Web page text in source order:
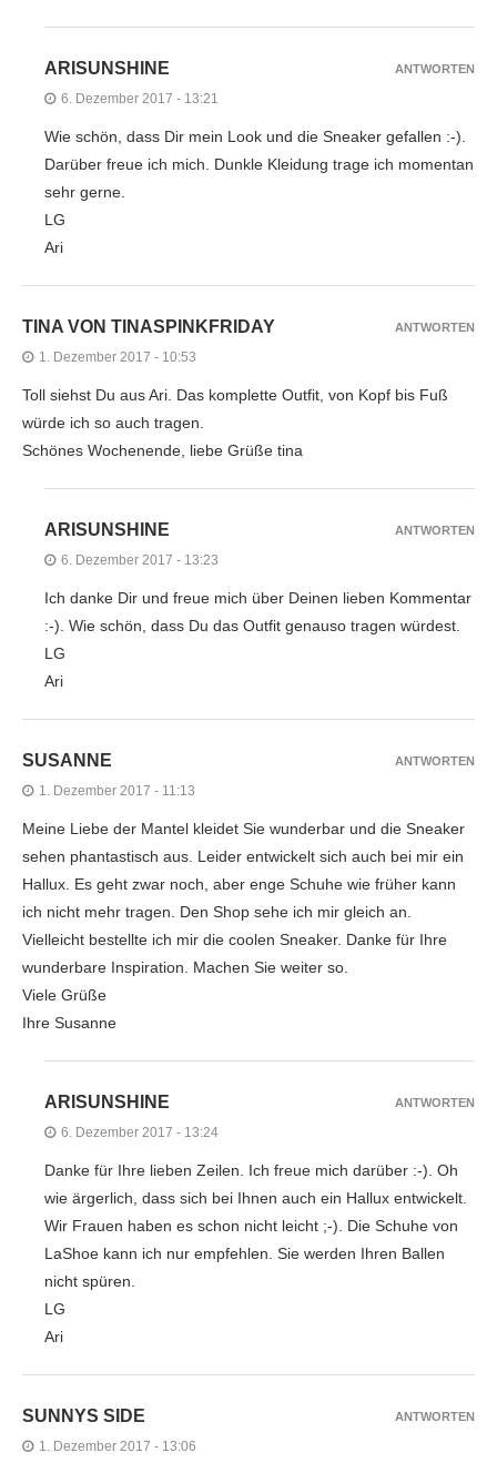
ARISUNSHINE
6. Dezember 2017 - 13:21
Wie schön, dass Dir mein Look und die Sneaker gefallen :-).
Darüber freue ich mich. Dunkle Kleidung trage ich momentan
sehr gerne.
LG
Ari
ANTWORTEN
TINA VON TINASPINKFRIDAY
1. Dezember 2017 - 10:53
Toll siehst Du aus Ari. Das komplette Outfit, von Kopf bis Fuß
würde ich so auch tragen.
Schönes Wochenende, liebe Grüße tina
ANTWORTEN
ARISUNSHINE
6. Dezember 2017 - 13:23
Ich danke Dir und freue mich über Deinen lieben Kommentar
:-). Wie schön, dass Du das Outfit genauso tragen würdest.
LG
Ari
ANTWORTEN
SUSANNE
1. Dezember 2017 - 11:13
Meine Liebe der Mantel kleidet Sie wunderbar und die Sneaker
sehen phantastisch aus. Leider entwickelt sich auch bei mir ein
Hallux. Es geht zwar noch, aber enge Schuhe wie früher kann
ich nicht mehr tragen. Den Shop sehe ich mir gleich an.
Vielleicht bestellte ich mir die coolen Sneaker. Danke für Ihre
wunderbare Inspiration. Machen Sie weiter so.
Viele Grüße
Ihre Susanne
ANTWORTEN
ARISUNSHINE
6. Dezember 2017 - 13:24
Danke für Ihre lieben Zeilen. Ich freue mich darüber :-). Oh
wie ärgerlich, dass sich bei Ihnen auch ein Hallux entwickelt.
Wir Frauen haben es schon nicht leicht ;-). Die Schuhe von
LaShoe kann ich nur empfehlen. Sie werden Ihren Ballen
nicht spüren.
LG
Ari
ANTWORTEN
SUNNYS SIDE
1. Dezember 2017 - 13:06
ANTWORTEN